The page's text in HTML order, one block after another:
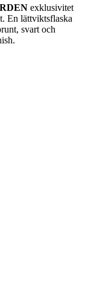
exklusivitet
En lättviktsflaska
svart och